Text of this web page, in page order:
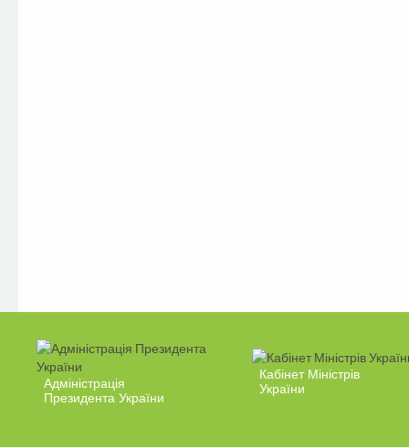
Адміністрація
Президента України
Кабінет Міністрів
України